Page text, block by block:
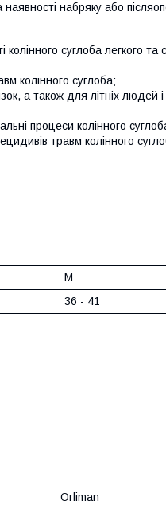
набряку або
колінного суглоба легкого та
колінного суглоба;
а також для літніх
процеси колінного
травм колінного
M
36 - 41
Orliman